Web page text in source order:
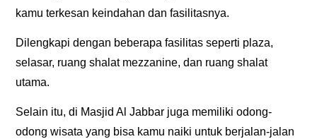
kamu terkesan keindahan dan fasilitasnya.
Dilengkapi dengan beberapa fasilitas seperti plaza,
selasar, ruang shalat mezzanine, dan ruang shalat
utama.
Selain itu, di Masjid Al Jabbar juga memiliki odong-
odong wisata yang bisa kamu naiki untuk berjalan-jalan